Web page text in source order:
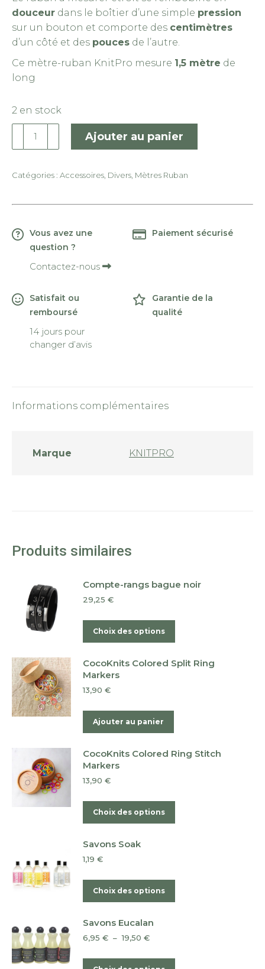
douceur dans le boîtier d’une simple pression
sur un bouton et comporte des centimètres
d’un côté et des pouces de l’autre.
Ce mètre-ruban KnitPro mesure 1,5 mètre de
long
2 en stock
Mètre
rétractable
de
Hêtre
Rond
Ajouter au panier
Catégories : Accessoires Divers Mètres Ruban
Vous avez une
question ?
Contactez-nous
Paiement sécurisé
Satisfait ou
remboursé
14 jours pour
changer d’avis
Garantie de la
qualité
Informations complémentaires
Marque KNITPRO
Produits similaires
Compte-rangs bague noir
29,25 €
Choix des options
produit
plusieurs
choisies
page
CocoKnits Colored Split Ring
Markers
13,90 €
Ajouter au panier
CocoKnits Colored Ring Stitch
Markers
13,90 €
Choix des options
produit
Les
Savons Soak
1,19 €
Choix des options
produit
Les
Savons Eucalan
6,95 € – 19,50 €Plage
prix :